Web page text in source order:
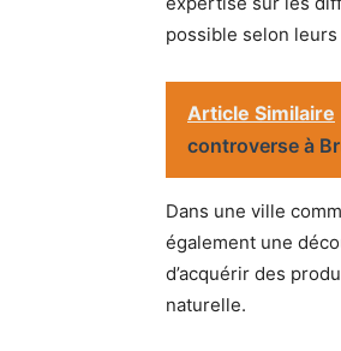
possible selon
Article Similaire
controverse à
Dans une ville
également une
d’acquérir des
naturelle.